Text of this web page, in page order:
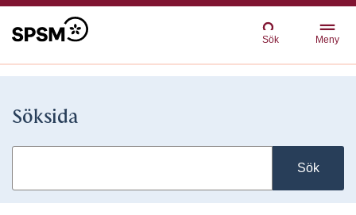
Sök Meny
Söksida
Sök